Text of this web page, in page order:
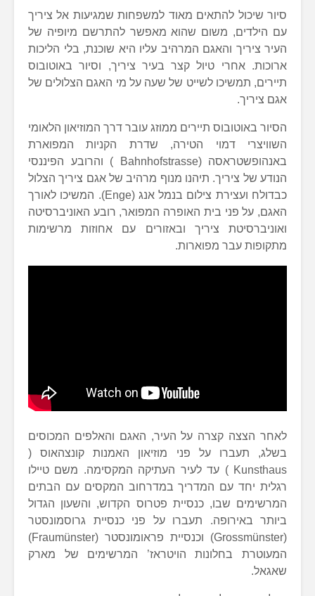
סיור שיכול להתאים מאוד למשפחות שמגיעות אל ציריך
עם הילדים, משום שהוא מאפשר להתרשם מיופיה של
העיר ציריך והאגם המרהיב עליו היא שוכנת, בלי הליכות
ארוכות. אחרי טיול קצר בעיר ציריך, וסיור באוטובוס
תיירים, תמשיכו לשייט של שעה על מי האגם הצלולים של
אגם ציריך.
הסיור באוטובוס תיירים ממוזג עובר דרך המוזיאון הלאומי
השוויצרי דמוי הטירה, שדרת הקניות המפוארת
באנהופשטראסה (Bahnhofstrasse ) והרובע הפיננסי
הנודע של ציריך. תיהנו מנוף מרהיב של אגם ציריך הצלול
כבדולח ועצירת צילום בנמל אנג (Enge). המשיכו לאורך
האגם, על פני בית האופרה המפואר, רובע האוניברסיטה
ואוניברסיטת ציריך ובאזורים עם אחוזות מרשימות
מתקופות עבר מפוארות.
לאחר הצצה קצרה על העיר, האגם והאלפים המכוסים
בשלג, תעברו על פני מוזיאון האמנות קונצהאוס (
Kunsthaus ) עד לעיר העתיקה המקסימה. משם טיילו
רגלית יחד עם המדריך במדרחוב המקסים עם הבתים
המרשימים שבו, כנסיית פטרוס הקדוש, והשעון הגדול
ביותר באירופה. תעברו על פני כנסיית גרוסמונסטר
(Grossmünster) וכנסיית פראומונסטר (Fraumünster)
המעוטרת בחלונות הויטראז’ המרשימים של מארק
שאגאל.